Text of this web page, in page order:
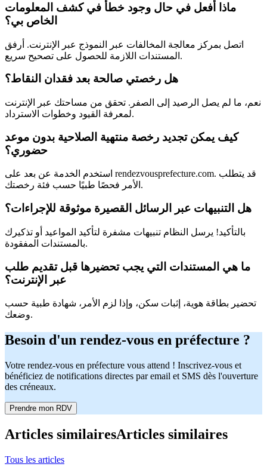
ماذا أفعل في حال وجود خطأ في كشف المعلومات
الخاص بي؟
اتصل بمركز معالجة المخالفات عبر النموذج عبر الإنترنت. أرفق
المستندات اللازمة للحصول على تصحيح سريع.
هل رخصتي صالحة بعد فقدان النقاط؟
نعم، ما لم يصل الرصيد إلى الصفر. تحقق من مساحتك عبر الإنترنت
لمعرفة القيود وخطوات الاسترداد.
كيف يمكن تجديد رخصة منتهية الصلاحية بدون موعد
حضوري؟
استخدم الخدمة عن بعد على rendezvousprefecture.com. قد يتطلب
الأمر فحصًا طبيًا حسب فئة رخصتك.
هل التنبيهات عبر الرسائل القصيرة موثوقة للإجراءات؟
بالتأكيد! يرسل النظام تنبيهات مشفرة لتأكيد المواعيد أو تذكيرك
بالمستندات المفقودة.
ما هي المستندات التي يجب تحضيرها قبل تقديم طلب
عبر الإنترنت؟
تحضير بطاقة هوية، إثبات سكن، وإذا لزم الأمر، شهادة طبية حسب
وضعك.
Besoin d'un rendez-vous en préfecture ?
Votre rendez-vous en préfecture vous attend ! Inscrivez-vous et
bénéficiez de notifications directes par email et SMS dès l'ouverture
des créneaux.
Prendre mon RDV
Articles similairesArticles similaires
Tous les articles